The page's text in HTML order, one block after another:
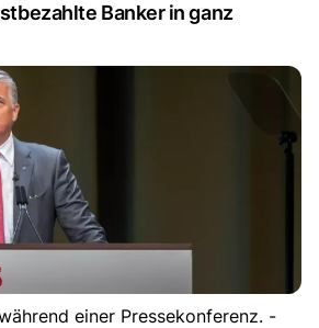
Banker in ganz
einer Pressekonferenz. -